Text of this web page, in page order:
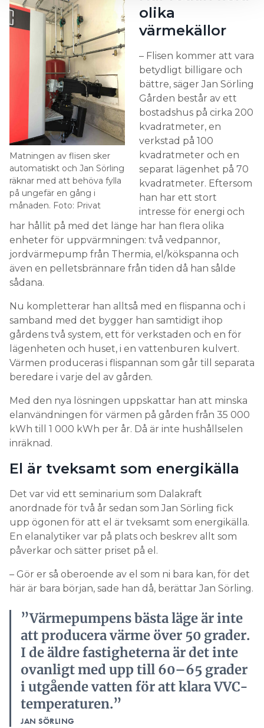
Matningen av flisen sker
automatiskt och Jan Sörling
räknar med att behöva fylla
på ungefär en gång i
månaden. Foto: Privat
olika
värmekällor
– Flisen kommer att vara
betydligt billigare och
bättre, säger Jan Sörling
Gården består av ett
bostadshus på cirka 200
kvadratmeter, en
verkstad på 100
kvadratmeter och en
separat lägenhet på 70
kvadratmeter. Eftersom
han har ett stort
intresse för energi och
har hållit på med det länge har han flera olika
enheter för uppvärmningen: två vedpannor,
jordvärmepump från Thermia, el/kökspanna och
även en pelletsbrännare från tiden då han sålde
sådana.
Nu kompletterar han alltså med en flispanna och i
samband med det bygger han samtidigt ihop
gårdens två system, ett för verkstaden och en för
lägenheten och huset, i en vattenburen kulvert.
Värmen produceras i flispannan som går till separata
beredare i varje del av gården.
Med den nya lösningen uppskattar han att minska
elanvändningen för värmen på gården från 35 000
kWh till 1 000 kWh per år. Då är inte hushållselen
inräknad.
El är tveksamt som energikälla
Det var vid ett seminarium som Dalakraft
anordnade för två år sedan som Jan Sörling fick
upp ögonen för att el är tveksamt som energikälla.
En elanalytiker var på plats och beskrev allt som
påverkar och sätter priset på el.
– Gör er så oberoende av el som ni bara kan, för det
här är bara början, sade han då, berättar Jan Sörling.
”Värmepumpens bästa läge är inte
att producera värme över 50 grader.
I de äldre fastigheterna är det inte
ovanligt med upp till 60–65 grader
i utgående vatten för att klara VVC-
temperaturen.”
JAN SÖRLING